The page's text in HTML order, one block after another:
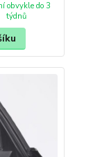
obvykle do 3
týdnů